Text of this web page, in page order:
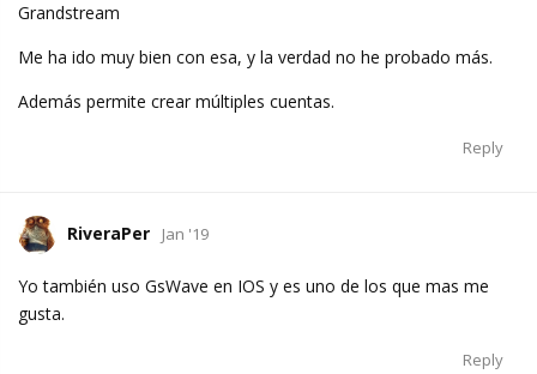
Grandstream
Me ha ido muy bien con esa, y la verdad no he probado más.
Además permite crear múltiples cuentas.
Reply
RiveraPer Jan '19
Yo también uso GsWave en IOS y es uno de los que mas me
gusta.
Reply